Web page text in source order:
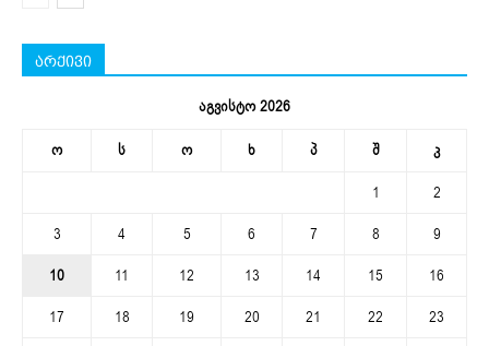
არქივი
აგვისტო 2026
ო ს ო ხ პ შ კ
1
2
3
4 5 6 7 8
9
10
11 12 13 14 15
16
17
18 19 20 21 22
23